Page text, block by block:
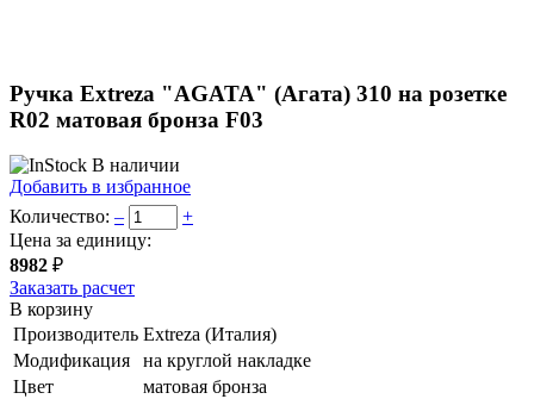
Ручка Extreza "AGATA" (Агата) 310 на розетке
R02 матовая бронза F03
В наличии
Добавить в избранное
Количество: –
+
Цена за единицу:
8982 ₽
Заказать расчет
В корзину
Производитель Extreza (Италия)
Модификация
на круглой накладке
Цвет
матовая бронза